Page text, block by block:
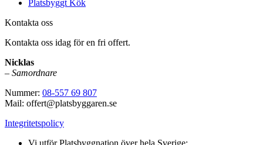
Platsbyggt Kök
Kontakta oss
Kontakta oss idag för en fri offert.
Nicklas
– Samordnare
Nummer: 08-557 69 807
Mail: offert@platsbyggaren.se
Integritetspolicy